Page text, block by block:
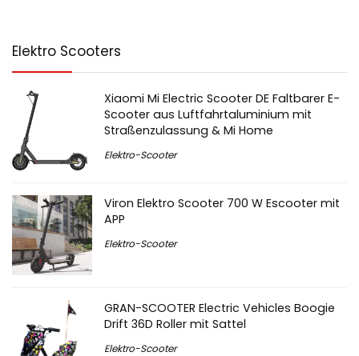
Elektro Scooters
Xiaomi Mi Electric Scooter DE Faltbarer E-
Scooter aus Luftfahrtaluminium mit
Straßenzulassung & Mi Home
Elektro-Scooter
Viron Elektro Scooter 700 W Escooter mit
APP
Elektro-Scooter
GRAN-SCOOTER Electric Vehicles Boogie
Drift 36D Roller mit Sattel
Elektro-Scooter